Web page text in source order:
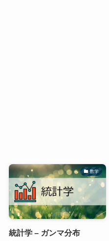
数学
統計学 – ガンマ分布